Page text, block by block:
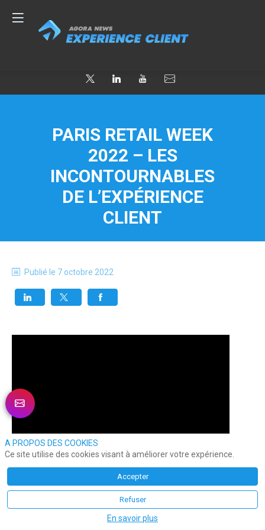
PARIS RETAIL WEEK
2022 – LES
INCONTOURNABLES
DE L’EXPÉRIENCE
CLIENT
Publié le 7 octobre 2022
A PROPOS DES COOKIES
Ce site utilise des cookies visant à améliorer votre expérience.
Accepter
Refuser
En savoir plus